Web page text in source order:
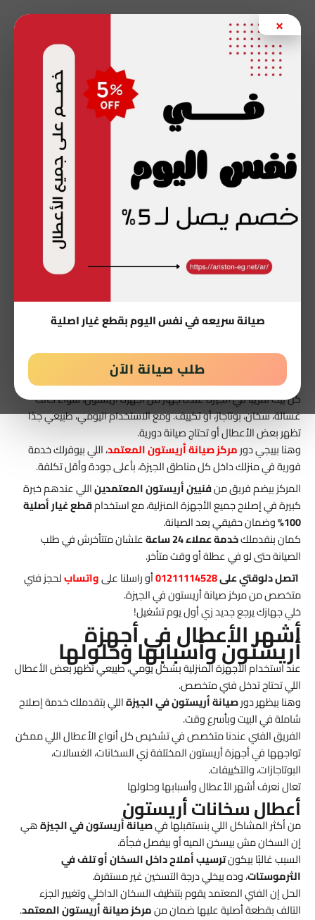
×
صيانة سريعه في نفس اليوم بقطع غيار اصلية
طلب صيانة الآن
المحتوى
صيانة أريستون في الجيزة – مركز
الصيانة المعتمد لخدمة الأجهزة
المنزلية
لو بتدور علىصيانة أريستون في الجيزة، فأنت في المكان الصح!
كل بيت تقريبًا في الجيزة عنده جهاز من أجهزة أريستون، سواء كانت
غسالة، سخان، بوتاجاز، أو تكييف. ومع الاستخدام اليومي، طبيعي جدًا
تظهر بعض الأعطال أو تحتاج صيانة دورية.
وهنا بييجي دورمركز صيانة أريستون المعتمد، اللي بيوفرلك خدمة
فورية في منزلك داخل كل مناطق الجيزة، بأعلى جودة وأقل تكلفة.
المركز بيضم فريق منفنيين أريستون المعتمديناللي عندهم خبرة
كبيرة في إصلاح جميع الأجهزة المنزلية، مع استخدامقطع غيار أصلية
100% وضمان حقيقي بعد الصيانة.
كمان بنقدملكخدمة عملاء 24 ساعة
علشان متتأخرش في طلب
الصيانة حتى لو في عطلة أو وقت متأخر.
اتصل دلوقتي على
أو راسلنا علىواتسابلحجز فني
متخصص من مركز صيانة أريستون في الجيزة.
خلي جهازك يرجع جديد زي أول يوم تشغيل!
أشهر الأعطال في أجهزة
أريستون وأسبابها وحلولها
عند استخدام الأجهزة المنزلية بشكل يومي، طبيعي تظهر بعض الأعطال
اللي تحتاج تدخل فني متخصص.
وهنا بيظهر دورصيانة أريستون في الجيزةاللي بتقدملك خدمة إصلاح
شاملة في البيت وبأسرع وقت.
الفريق الفني عندنا متخصص في تشخيص كل أنواع الأعطال اللي ممكن
تواجهها في أجهزة أريستون المختلفة زي السخانات، الغسالات،
البوتاجازات، والتكييفات.
تعال نعرف أشهر الأعطال وأسبابها وحلولها
أعطال سخانات أريستون
من أكثر المشاكل اللي بنستقبلها فيصيانة أريستون في الجيزةهي
إن السخان مش بيسخن الميه أو بيفصل فجأة.
السبب غالبًا بيكونترسيب أملاح داخل السخان أو تلف في
الثرموستات، وده بيخلي درجة التسخين غير مستقرة.
الحل إن الفني المعتمد يقوم بتنظيف السخان الداخلي وتغيير الجزء
التالف بقطعة أصلية عليها ضمان منمركز صيانة أريستون المعتمد.